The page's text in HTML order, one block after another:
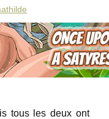
tous les deux ont